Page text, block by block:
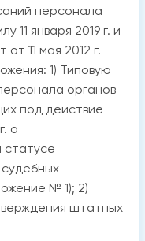
персонала
11 января 2019 г. и
11 мая 2012 г.
1) Типовую
органов
под действие
о
статусе
№ 1); 2)
штатных